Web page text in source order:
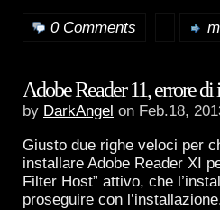
0 Comments
Adobe Reader 11, errore
by DarkAngel on Feb.18,
Giusto due righe veloci per
installare Adobe Reader XI
Filter Host” attivo, che
proseguire con